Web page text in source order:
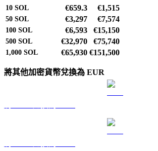
10 SOL €659.3 €1,515
50 SOL €3,297 €7,574
100 SOL €6,593 €15,150
500 SOL €32,970 €75,740
1,000 SOL €65,930 €151,500
將其他加密貨幣兌換為 EUR